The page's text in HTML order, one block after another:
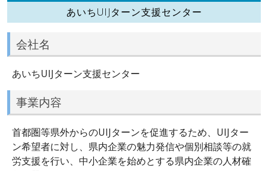
あいちUIJターン支援センター
会社名
あいちUIJターン支援センター
事業内容
首都圏等県外からのUIJターンを促進するため、UIJター
ン希望者に対し、県内企業の魅力発信や個別相談等の就
労支援を行い、中小企業を始めとする県内企業の人材確